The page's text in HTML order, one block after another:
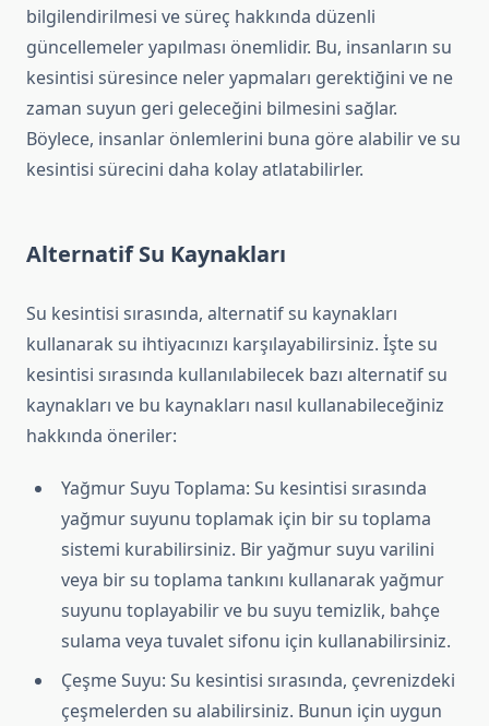
bilgilendirilmesi ve süreç hakkında düzenli
güncellemeler yapılması önemlidir. Bu, insanların su
kesintisi süresince neler yapmaları gerektiğini ve ne
zaman suyun geri geleceğini bilmesini sağlar.
Böylece, insanlar önlemlerini buna göre alabilir ve su
kesintisi sürecini daha kolay atlatabilirler.
Alternatif Su Kaynakları
Su kesintisi sırasında, alternatif su kaynakları
kullanarak su ihtiyacınızı karşılayabilirsiniz. İşte su
kesintisi sırasında kullanılabilecek bazı alternatif su
kaynakları ve bu kaynakları nasıl kullanabileceğiniz
hakkında öneriler:
Yağmur Suyu Toplama: Su kesintisi sırasında
yağmur suyunu toplamak için bir su toplama
sistemi kurabilirsiniz. Bir yağmur suyu varilini
veya bir su toplama tankını kullanarak yağmur
suyunu toplayabilir ve bu suyu temizlik, bahçe
sulama veya tuvalet sifonu için kullanabilirsiniz.
Çeşme Suyu: Su kesintisi sırasında, çevrenizdeki
çeşmelerden su alabilirsiniz. Bunun için uygun